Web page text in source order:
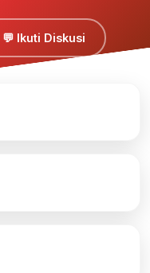
💬 Ikuti Diskusi